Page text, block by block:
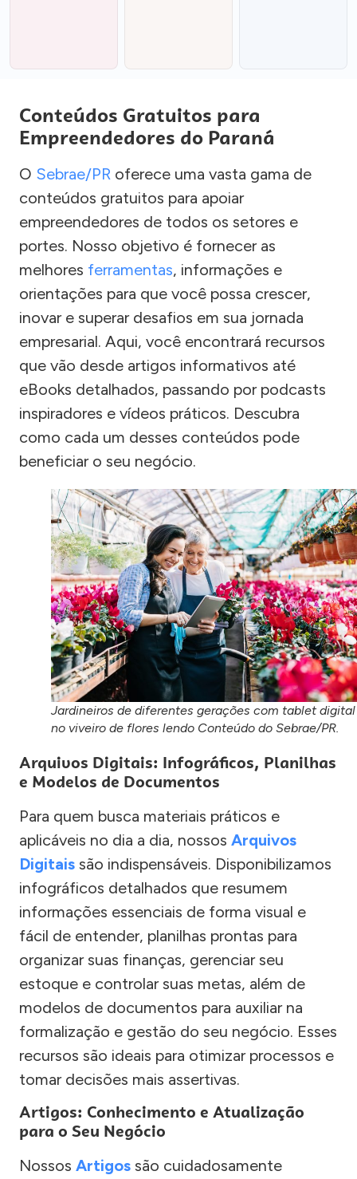
Conteúdos Gratuitos para
Empreendedores do Paraná
O Sebrae/PR oferece uma vasta gama de
conteúdos gratuitos para apoiar
empreendedores de todos os setores e
portes. Nosso objetivo é fornecer as
melhores ferramentas, informações e
orientações para que você possa crescer,
inovar e superar desafios em sua jornada
empresarial. Aqui, você encontrará recursos
que vão desde artigos informativos até
eBooks detalhados, passando por podcasts
inspiradores e vídeos práticos. Descubra
como cada um desses conteúdos pode
beneficiar o seu negócio.
Jardineiros de diferentes gerações com tablet digital
no viveiro de flores lendo Conteúdo do Sebrae/PR.
Arquivos Digitais: Infográficos, Planilhas
e Modelos de Documentos
Para quem busca materiais práticos e
aplicáveis no dia a dia, nossos Arquivos
Digitais são indispensáveis. Disponibilizamos
infográficos detalhados que resumem
informações essenciais de forma visual e
fácil de entender, planilhas prontas para
organizar suas finanças, gerenciar seu
estoque e controlar suas metas, além de
modelos de documentos para auxiliar na
formalização e gestão do seu negócio. Esses
recursos são ideais para otimizar processos e
tomar decisões mais assertivas.
Artigos: Conhecimento e Atualização
para o Seu Negócio
Nossos Artigos são cuidadosamente